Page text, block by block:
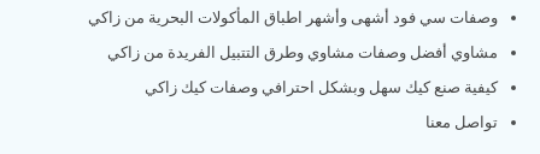
وصفات سي فود أشهى وأشهر اطباق المأكولات البحرية من زاكي
مشاوي أفضل وصفات مشاوي وطرق التتبيل الفريدة من زاكي
كيفية صنع كيك سهل وبشكل احترافي وصفات كيك زاكي
تواصل معنا